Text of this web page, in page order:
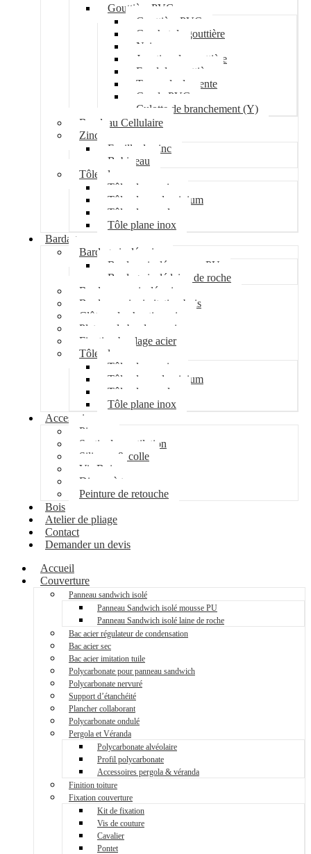
Gouttière PVC
Gouttière PVC
Crochet de gouttière
Naissance
Jonction de gouttière
Fond de gouttière
Tuyau de descente
Coude PVC
Culotte de branchement (Y)
Bandeau Cellulaire
Zinc
Feuille de zinc
Bobineau
Tôle plane
Tôle plane acier
Tôle plane aluminium
Tôle plane galva
Tôle plane inox
Bardage
Bardage isolé acier
Bardage isolé mousse PU
Bardage isolé laine de roche
Bardage non isolé acier
Bardage acier imitation bois
Clôture de chantier acier
Plateau de bardage acier
Fixation bardage acier
Tôle plane
Tôle plane acier
Tôle plane aluminium
Tôle plane galva
Tôle plane inox
Accessoires
Pipeco
Sortie de ventilation
Silicone & colle
Vis Bois
Disque à tronçonner
Peinture de retouche
Bois
Atelier de pliage
Contact
Demander un devis
Accueil
Couverture
Panneau sandwich isolé
Panneau Sandwich isolé mousse PU
Panneau Sandwich isolé laine de roche
Bac acier régulateur de condensation
Bac acier sec
Bac acier imitation tuile
Polycarbonate pour panneau sandwich
Polycarbonate nervuré
Support d’étanchéité
Plancher collaborant
Polycarbonate ondulé
Pergola et Véranda
Polycarbonate alvéolaire
Profil polycarbonate
Accessoires pergola & véranda
Finition toiture
Fixation couverture
Kit de fixation
Vis de couture
Cavalier
Pontet